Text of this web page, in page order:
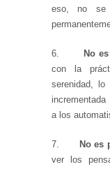
eso, no se
6. No
con la
serenidad,
a los
7. No es
ver los